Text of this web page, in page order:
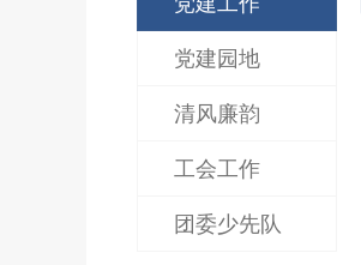
党建园地
清风廉韵
工会工作
团委少先队